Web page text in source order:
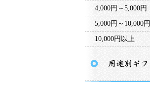
4,000円～5,000円
5,000円～10,000円
10,000円以上